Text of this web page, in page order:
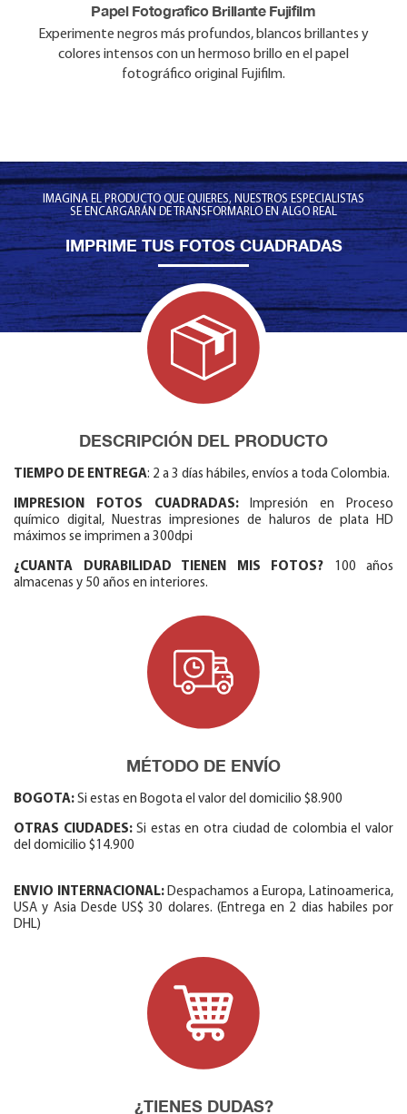
Papel Fotografico Mate Fujifilm
Disfrute de colores vibrantes en el papel fotográfico
original Fujifilm, sin el brillo. La reproducción del color es
precisa y de aspecto natural.
Papel Fotografico Brillante Fujifilm
Experimente negros más profundos, blancos brillantes y
colores intensos con un hermoso brillo en el papel
fotográfico original Fujifilm.
IMAGINA EL PRODUCTO QUE QUIERES, NUESTROS ESPECIALISTAS
SE ENCARGARÁN DE TRANSFORMARLO EN ALGO REAL
IMPRIME TUS FOTOS CUADRADAS
DESCRIPCIÓN DEL PRODUCTO
TIEMPO DE ENTREGA: 2 a 3 días hábiles, envíos a toda Colombia.
IMPRESION FOTOS CUADRADAS:Impresión en Proceso
químico digital, Nuestras impresiones de haluros de plata HD
máximos se imprimen a 300dpi
¿CUANTA DURABILIDAD TIENEN MIS FOTOS? 100 años
almacenas y 50 años en interiores.
MÉTODO DE ENVÍO
BOGOTA: Si estas en Bogota el valor del domicilio $8.900
OTRAS CIUDADES:Si estas en otra ciudad de colombia el valor
del domicilio $14.900
ENVIO INTERNACIONAL:Despachamos a Europa, Latinoamerica,
USA y Asia Desde US$ 30 dolares. (Entrega en 2 dias habiles por
DHL)
¿TIENES DUDAS?